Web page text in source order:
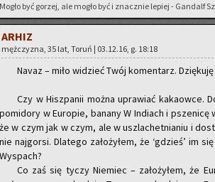
Mogło być go­rzej, ale mogło być i znacz­nie le­piej - Gan­dalf
ARHIZ
męż­czy­zna, 35 lat, Toruń | 03.12.16, g. 18:18
Navaz – miło wi­dzieć Twój ko­men­tarz.
Czy w Hisz­pa­nii można upra­wiać ka­ka­ow­ce.
po­mi­do­ry w Eu­ro­pie, ba­na­ny W In­diach i
że w czym jak w czym, ale w uszla­chet­nia­niu i
nie naj­gor­si. Dla­te­go za­ło­ży­łem, że ‘gdzieś’ im
Wy­spach?
Co zaś się tyczy Nie­miec – za­ło­ży­łem, że